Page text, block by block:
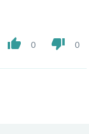
thumb_up 0 thumb_down 0